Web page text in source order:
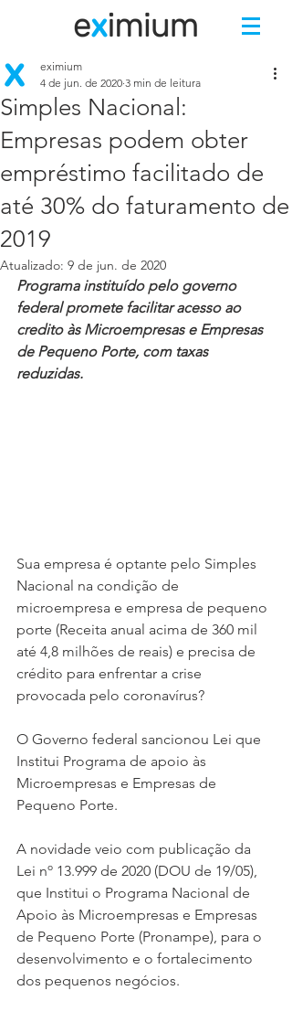
Simples Nacional:
Empresas podem obter
empréstimo facilitado de
até 30% do faturamento de
2019
eximium
4 de jun. de 2020 3 min de leitura
Atualizado: 9 de jun. de 2020
Programa instituído pelo governo
federal promete facilitar acesso ao
credito às Microempresas e Empresas
de Pequeno Porte, com taxas
reduzidas.
Sua empresa é optante pelo Simples
Nacional na condição de
microempresa e empresa de pequeno
porte (Receita anual acima de 360 mil
até 4,8 milhões de reais) e precisa de
crédito para enfrentar a crise
provocada pelo coronavírus?
O Governo federal sancionou Lei que
Institui Programa de apoio às
Microempresas e Empresas de
Pequeno Porte.
A novidade veio com publicação da
Lei nº 13.999 de 2020 (DOU de 19/05),
que Institui o Programa Nacional de
Apoio às Microempresas e Empresas
de Pequeno Porte (Pronampe), para o
desenvolvimento e o fortalecimento
dos pequenos negócios.